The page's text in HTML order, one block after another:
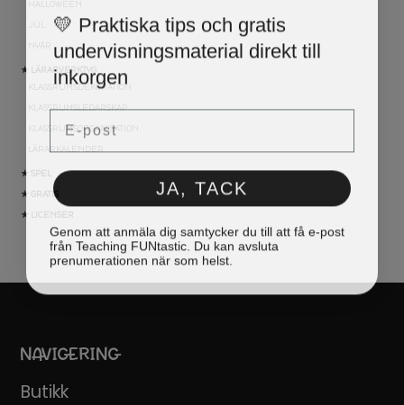
★ LÄRARVERKTYG
KLASSRUMSDEKORATION
KLASSRUMSLEDARSKAP
KLASSRUMSORGANISATION
★ SPEL
★ GRATIS
★ LICENSER
NAVIGERING
Butikk
💛 Praktiska tips och gratis
undervisningsmaterial direkt till
inkorgen
Email
JA, TACK
Genom att anmäla dig samtycker du till att få e-post
från Teaching FUNtastic. Du kan avsluta
prenumerationen när som helst.